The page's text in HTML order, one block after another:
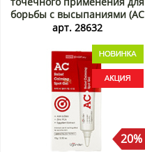
борьбы с высыпаниями (AC
Relief Calming Spot Gel)
арт. 28632
20%